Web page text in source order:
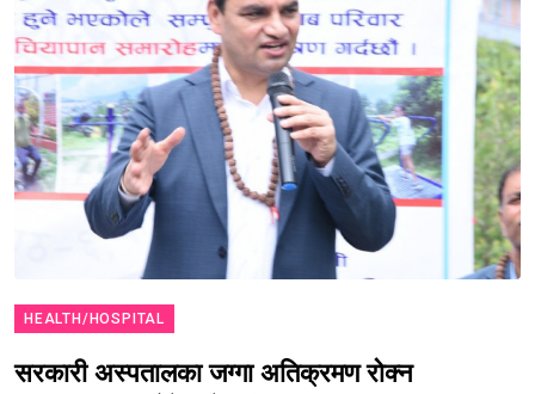
HEALTH/HOSPITAL
सरकारी अस्पतालका जग्गा अतिक्रमण रोक्न